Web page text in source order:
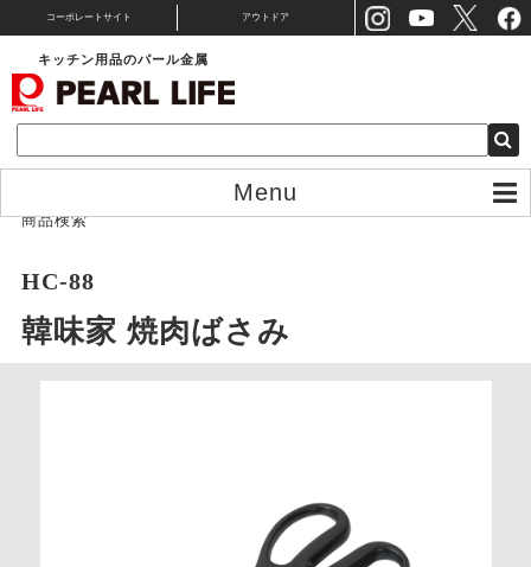
コーポレートサイト アウトドア
キッチン用品のパール金属
Menu
商品検索
HC-88
韓味家 焼肉ばさみ